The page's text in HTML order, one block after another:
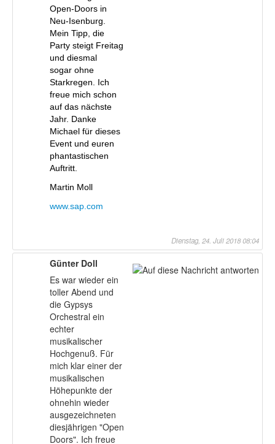
Open-Doors in
Neu-Isenburg.
Mein Tipp, die
Party steigt Freitag
und diesmal
sogar ohne
Starkregen. Ich
freue mich schon
auf das nächste
Jahr. Danke
Michael für dieses
Event und euren
phantastischen
Auftritt.
Martin Moll
www.sap.com
Dienstag, 24. Juli 2018 08:04
Günter Doll
Es war wieder ein
toller Abend und
die Gypsys
Orchestral ein
echter
musikalischer
Hochgenuß. Für
mich klar einer der
musikalischen
Höhepunkte der
ohnehin wieder
ausgezeichneten
diesjährigen "Open
Doors". Ich freue